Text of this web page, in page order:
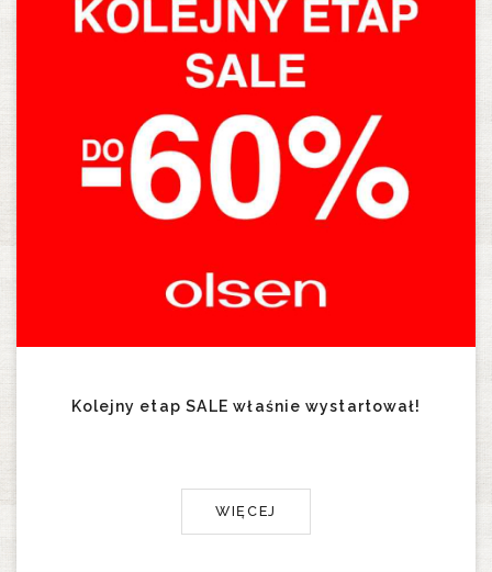
Kolejny etap SALE właśnie wystartował!
WIĘCEJ